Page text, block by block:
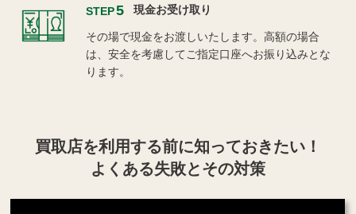
STEP5 現金お受け取り
その場で現金をお渡しいたします。高額の場合
は、安全を考慮してご指定口座へお振り込みとな
ります。
買取店を利用する前に知っておきたい！
よくある失敗とその対策